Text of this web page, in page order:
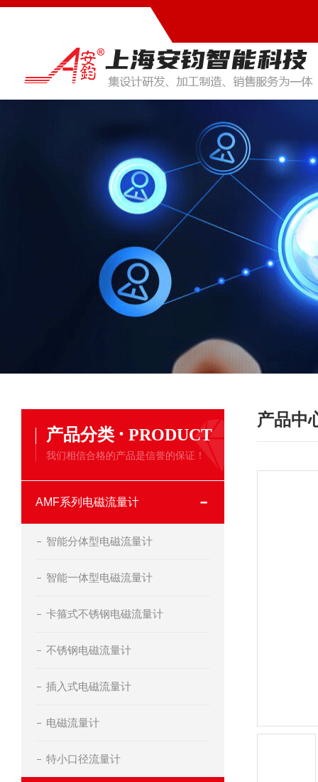
产品分类 · PRODUCT
我们相信合格的产品是信誉的保证！
AMF系列电磁流量计
智能分体型电磁流量计
智能一体型电磁流量计
卡箍式不锈钢电磁流量计
不锈钢电磁流量计
插入式电磁流量计
电磁流量计
特小口径流量计
产品中